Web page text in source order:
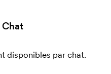
Chat
disponibles par chat.